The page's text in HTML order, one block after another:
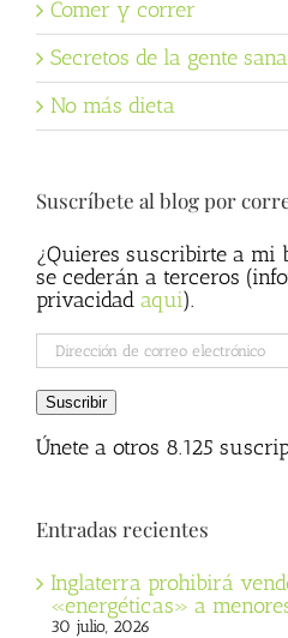
Comer y correr
Secretos de la gente sana
No más dieta
Suscríbete al blog por
¿Quieres suscribirte a mi
se cederán a terceros
privacidad aqui).
Dirección
de
correo
electrónico
Suscribir
Únete a otros 8.125
Entradas recientes
Inglaterra prohibirá
«energéticas» a
30 julio, 2026